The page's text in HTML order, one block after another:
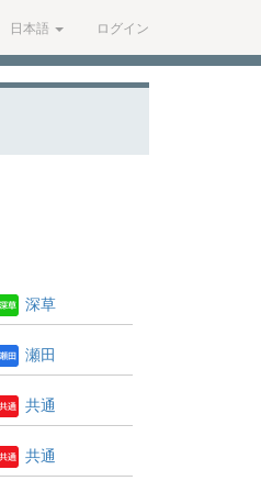
日本語 ログイン
深草
瀬田
共通
共通